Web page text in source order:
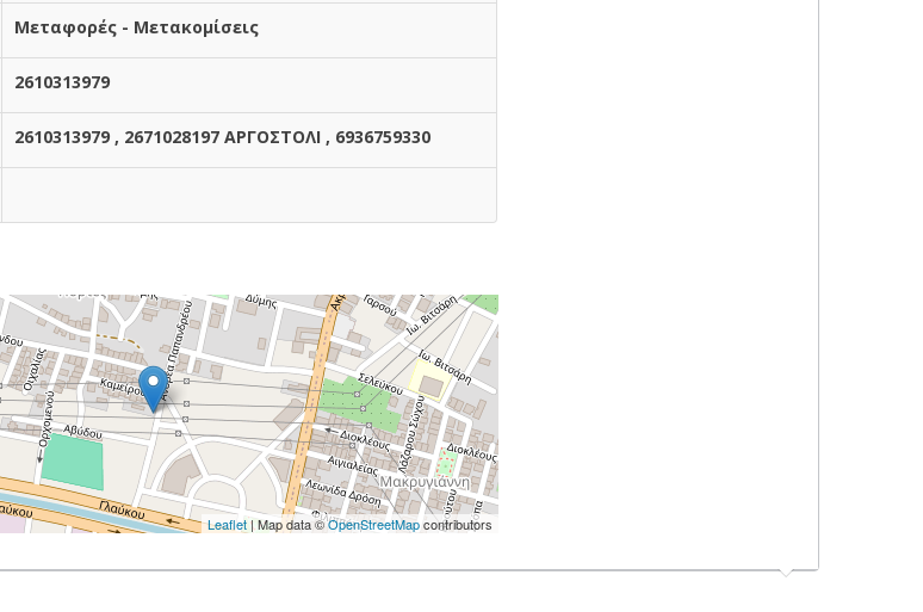
Μεταφορές - Μετακομίσεις
2610313979
2610313979 , 2671028197 ΑΡΓΟΣΤΟΛΙ , 6936759330
Leaflet| Map data ©OpenStreetMapcontributors